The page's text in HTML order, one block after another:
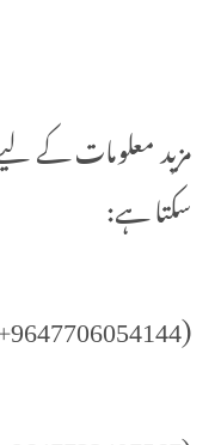
مزید معلومات کے
سکتا ہے:
(9647706054144+)